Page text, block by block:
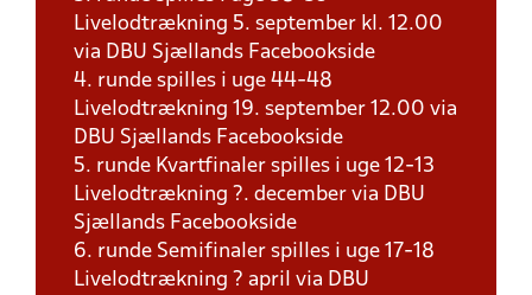
Livelodtrækning 5. september kl. 12.00
via DBU Sjællands Facebookside
4. runde spilles i uge 44-48
Livelodtrækning 19. september 12.00 via
DBU Sjællands Facebookside
5. runde Kvartfinaler spilles i uge 12-13
Livelodtrækning ?. december via DBU
Sjællands Facebookside
6. runde Semifinaler spilles i uge 17-18
Livelodtrækning ? april via DBU